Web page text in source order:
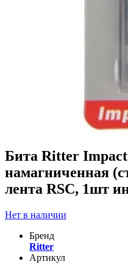
Бита Ritter
намагниченная
лента RSC, 1шт
Нет в наличии
Бренд
Ritter
Артикул